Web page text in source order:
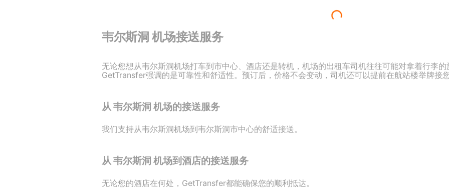
韦尔斯洞 机场接送服务
无论您想从韦尔斯洞机场打车到市中心、酒店还是转机，机场的出租车司机往往可能对拿着行李的
GetTransfer强调的是可靠性和舒适性。预订后，价格不会变动，司机还可以提前在航站楼举牌接
从 韦尔斯洞 机场的接送服务
我们支持从韦尔斯洞机场到韦尔斯洞市中心的舒适接送。
从 韦尔斯洞 机场到酒店的接送服务
无论您的酒店在何处，GetTransfer都能确保您的顺利抵达。